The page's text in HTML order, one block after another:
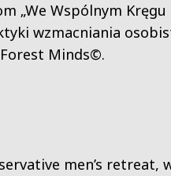
„We Wspólnym
wzmacniania
Minds©.
men’s retreat,